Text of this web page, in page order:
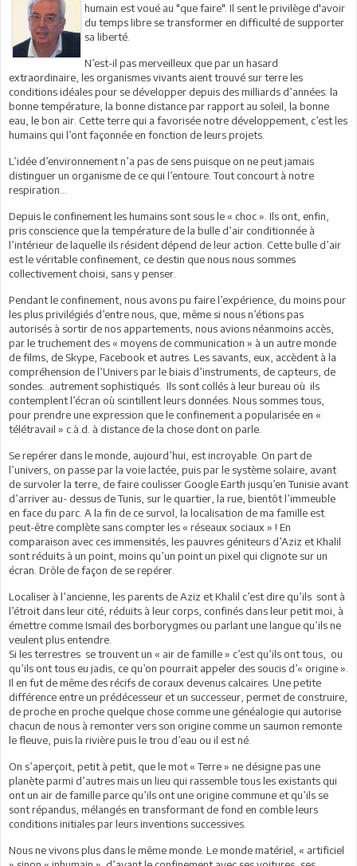
humain est voué au "que faire". Il sent le privilège d'avoir
du temps libre se transformer en difficulté de supporter
sa liberté.
N’est-il pas merveilleux que par un hasard
extraordinaire, les organismes vivants aient trouvé sur terre les
conditions idéales pour se développer depuis des milliards d’années: la
bonne température, la bonne distance par rapport au soleil, la bonne
eau, le bon air. Cette terre qui a favorisée notre développement, c’est les
humains qui l’ont façonnée en fonction de leurs projets.
L’idée d’environnement n’a pas de sens puisque on ne peut jamais
distinguer un organisme de ce qui l’entoure. Tout concourt à notre
respiration…
Depuis le confinement les humains sont sous le « choc ». Ils ont, enfin,
pris conscience que la température de la bulle d’air conditionnée à
l’intérieur de laquelle ils résident dépend de leur action. Cette bulle d’air
est le véritable confinement, ce destin que nous nous sommes
collectivement choisi, sans y penser.
Pendant le confinement, nous avons pu faire l’expérience, du moins pour
les plus privilégiés d’entre nous, que, même si nous n’étions pas
autorisés à sortir de nos appartements, nous avions néanmoins accès,
par le truchement des « moyens de communication » à un autre monde
de films, de Skype, Facebook et autres. Les savants, eux, accèdent à la
compréhension de l’Univers par le biais d’instruments, de capteurs, de
sondes…autrement sophistiqués. Ils sont collés à leur bureau où ils
contemplent l’écran où scintillent leurs données. Nous sommes tous,
pour prendre une expression que le confinement a popularisée en «
télétravail » c.à.d. à distance de la chose dont on parle.
Se repérer dans le monde, aujourd’hui, est incroyable. On part de
l’univers, on passe par la voie lactée, puis par le système solaire, avant
de survoler la terre, de faire coulisser Google Earth jusqu’en Tunisie avant
d’arriver au- dessus de Tunis, sur le quartier, la rue, bientôt l’immeuble
en face du parc. A la fin de ce survol, la localisation de ma famille est
peut-être complète sans compter les « réseaux sociaux » ! En
comparaison avec ces immensités, les pauvres géniteurs d’Aziz et Khalil
sont réduits à un point, moins qu’un point un pixel qui clignote sur un
écran. Drôle de façon de se repérer.
Localiser à l’ancienne, les parents de Aziz et Khalil c’est dire qu’ils sont à
l’étroit dans leur cité, réduits à leur corps, confinés dans leur petit moi, à
émettre comme Ismail des borborygmes ou parlant une langue qu’ils ne
veulent plus entendre.
Si les terrestres se trouvent un « air de famille » c’est qu’ils ont tous, ou
qu’ils ont tous eu jadis, ce qu’on pourrait appeler des soucis d’« origine ».
Il en fut de même des récifs de coraux devenus calcaires. Une petite
différence entre un prédécesseur et un successeur, permet de construire,
de proche en proche quelque chose comme une généalogie qui autorise
chacun de nous à remonter vers son origine comme un saumon remonte
le fleuve, puis la rivière puis le trou d’eau ou il est né.
On s’aperçoit, petit à petit, que le mot « Terre » ne désigne pas une
planète parmi d’autres mais un lieu qui rassemble tous les existants qui
ont un air de famille parce qu’ils ont une origine commune et qu’ils se
sont répandus, mélangés en transformant de fond en comble leurs
conditions initiales par leurs inventions successives.
Nous ne vivons plus dans le même monde. Le monde matériel, « artificiel